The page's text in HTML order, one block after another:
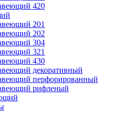
420
201
202
304
321
430
декоративный
перфорированный
рифленый